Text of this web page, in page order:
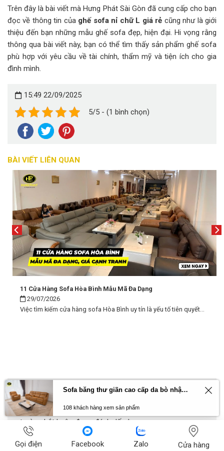
Trên đây là bài viết mà Hưng Phát Sài Gòn đã cung cấp cho bạn
đọc về thông tin của ghế sofa nỉ chữ L giá rẻ cũng như là giới
thiệu đến bạn những mẫu ghế sofa đẹp, hiện đại. Hi vọng rằng
thông qua bài viết này, bạn có thể tìm thấy sản phẩm ghế sofa
phù hợp với yêu cầu về tài chính, thẩm mỹ và tiện ích cho gia
đình mình.
15:49 22/09/2025
5/5 - (1 bình chọn)
BÀI VIẾT LIÊN QUAN
11 Cửa Hàng Sofa Hòa Bình Mẫu Mã Đa Dạng
29/07/2026
Việc tìm kiếm cửa hàng sofa Hòa Bình uy tín là yếu tố tiên quyết...
Cảm nhận khách hàng
Email của bạn sẽ không được hiển thị công khai.
trường bắt buộc được đánh dấu*
Bình luận
Gọi điện Facebook Zalo Cửa hàng
Sofa băng thư giãn cao cấp da bò nhập khẩu Primo U70797HM
108 khách hàng xem sản phẩm